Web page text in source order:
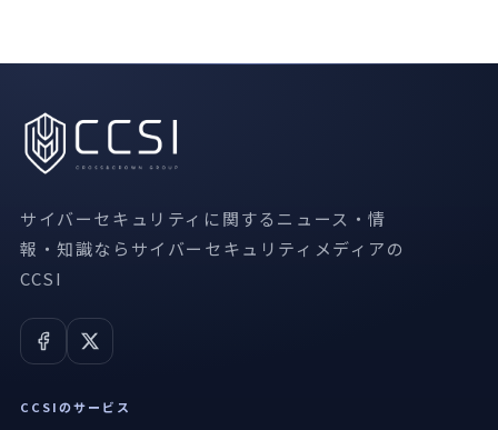
サイバーセキュリティに関するニュース・情
報・知識ならサイバーセキュリティメディアの
CCSI
CCSIのサービス